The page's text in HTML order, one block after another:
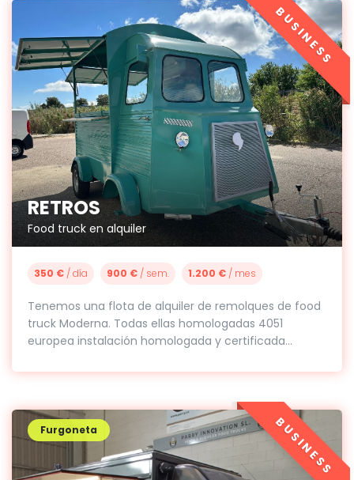
RETROS
Food truck en alquiler
350 € / día 900 € / sem. 1.200 € / mes
Tenemos una flota de alquiler de remolques de food
truck Moderna. Todas ellas homologadas 4051
europea instalación homologada y certificada...
BUSINESS
Furgoneta BUSINESS